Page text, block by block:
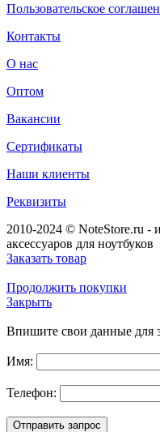
Пользовательское
Контакты
О нас
Оптом
Вакансии
Сертификаты
Наши клиенты
Реквизиты
2010-2024 © NoteStore.ru -
аксессуаров для ноутбуков
Заказать товар
Продолжить покупки
Закрыть
Впишите свои данные для
Имя:
Телефон: